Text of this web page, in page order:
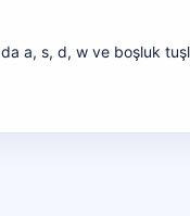
da a, s, d, w ve boşluk